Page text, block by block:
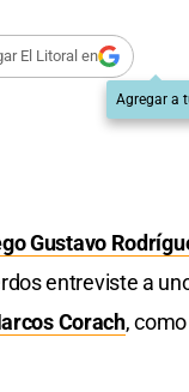
El Litoral en
Agregar a
Gustavo
entreviste a
Corach,